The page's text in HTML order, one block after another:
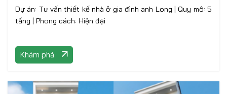
Dự án: Tư vấn thiết kế nhà ở gia đình anh Long | Quy mô: 5
tầng | Phong cách: Hiện đại
Khám phá